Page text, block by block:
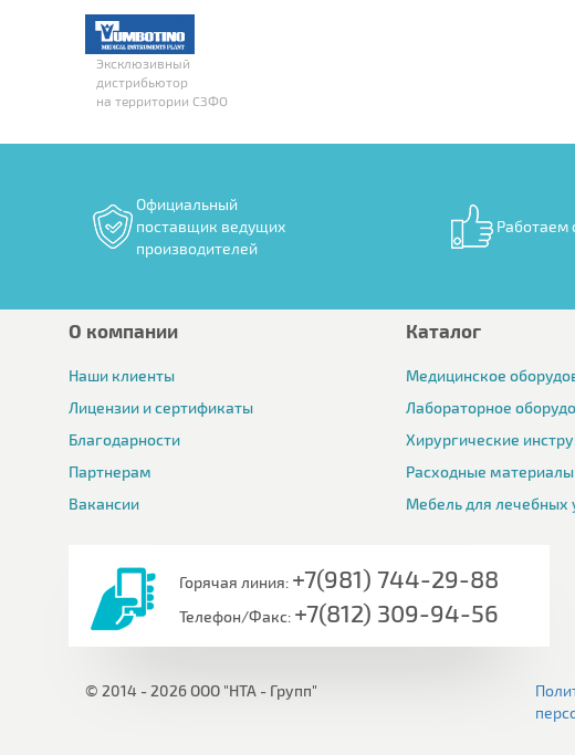
Эксклюзивный
дистрибьютор
на территории СЗФО
Официальный
поставщик ведущих
производителей
Работаем
О компании
Наши клиенты
Лицензии и сертификаты
Благодарности
Партнерам
Вакансии
Каталог
Медицинское
Лабораторное
Хирургические
Расходные материалы
Мебель для лечебных
Горячая линия: +7(981) 744-29-88
Телефон/Факс: +7(812) 309-94-56
© 2014 - 2026 ООО "НТА - Групп"